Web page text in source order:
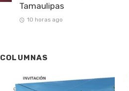
Tamaulipas
10 horas ago
COLUMNAS